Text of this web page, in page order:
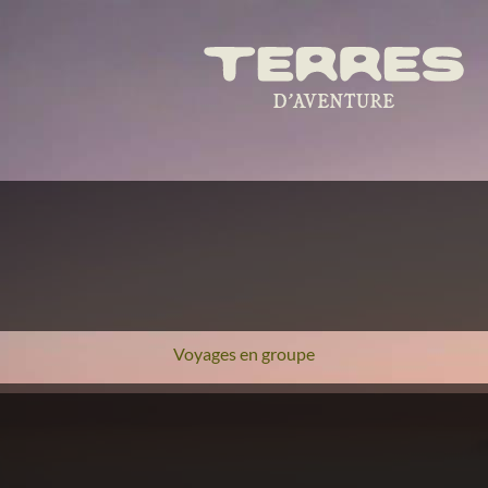
Voyages en groupe